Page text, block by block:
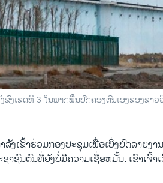
ເຂດທີ 3 ໃນພາກພື້ນປົກຄອງຕົນເອງຂອງຊາວ
ງເຂົ້າ​ຮ່ວມ​ກອງ​ປະ​ຊຸມ​ເພື່ອ​ເບິ່ງ​ບົດ​ລາຍ​ງ
າ​ຊົນຕົນທີ່ຍັງບໍ່​ມີ​ຄວາມເຊື່ອ​ຫມັ້ນ​. ເຂົາເຈົ້າ